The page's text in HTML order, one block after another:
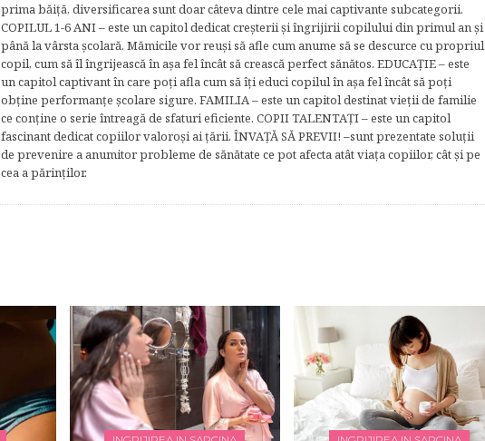
prima băiţă, diversificarea sunt doar câteva dintre cele mai captivante subcategorii.
COPILUL 1-6 ANI – este un capitol dedicat creşterii şi îngrijirii copilului din primul an şi
până la vârsta şcolară. Mămicile vor reuşi să afle cum anume să se descurce cu propriul
copil, cum să îl îngrijească în aşa fel încât să crească perfect sănătos. EDUCAŢIE – este
un capitol captivant în care poţi afla cum să îţi educi copilul în aşa fel încât să poţi
obţine performanţe şcolare sigure. FAMILIA – este un capitol destinat vieţii de familie
ce conţine o serie întreagă de sfaturi eficiente. COPII TALENTAŢI – este un capitol
fascinant dedicat copiilor valoroși ai țării. ÎNVAŢĂ SĂ PREVII! –sunt prezentate soluţii
de prevenire a anumitor probleme de sănătate ce pot afecta atât viaţa copiilor, cât şi pe
cea a părinţilor.